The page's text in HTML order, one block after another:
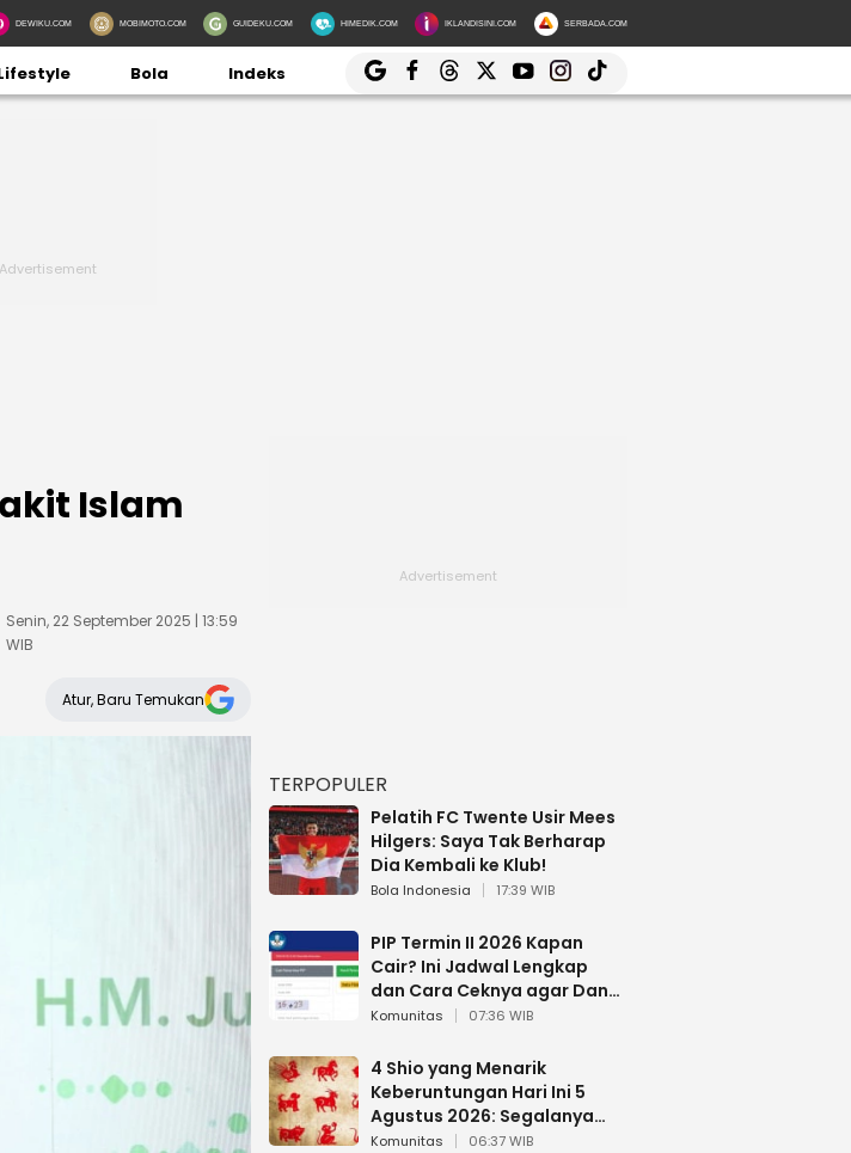
DEWIKU.COM MOBIMOTO.COM GUIDEKU.COM HIMEDIK.COM IKLANDISINI.COM SERBADA.COM
Bola Indeks
Islam
Senin, 22 September 2025 | 13:59
WIB
Atur, Baru Temukan
TERPOPULER
Pelatih FC Twente Usir Mees
Hilgers: Saya Tak Berharap
Dia Kembali ke Klub!
Bola Indonesia 17:39 WIB
PIP Termin II 2026 Kapan
Cair? Ini Jadwal Lengkap
dan Cara Ceknya agar Dana
Tidak Hangus!
Komunitas 07:36 WIB
4 Shio yang Menarik
Keberuntungan Hari Ini 5
Agustus 2026: Segalanya
Berjalan Lancar
Komunitas 06:37 WIB